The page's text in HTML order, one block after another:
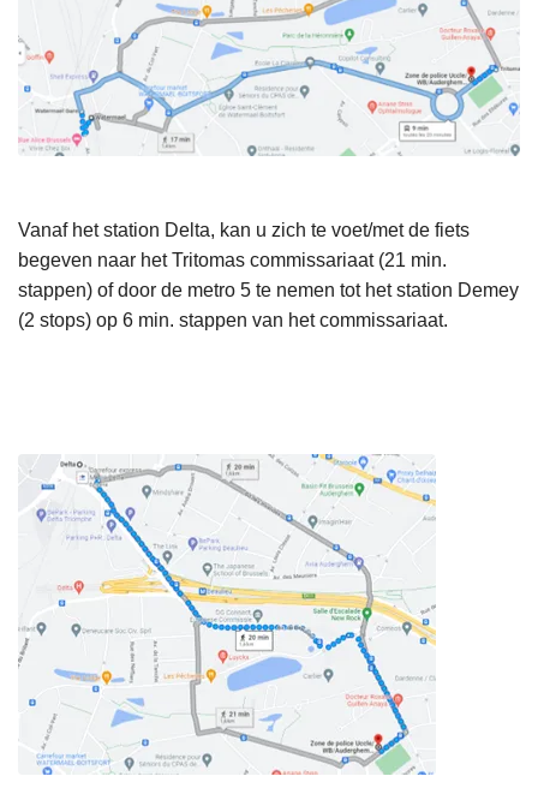
Vanaf het station Delta, kan u zich te voet/met de fiets
begeven naar het Tritomas commissariaat (21 min.
stappen) of door de metro 5 te nemen tot het station Demey
(2 stops) op 6 min. stappen van het commissariaat.